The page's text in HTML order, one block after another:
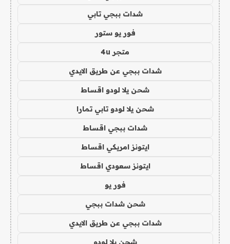
شدات ببجي تابي
فور يو ستور
متجر 4u
شدات ببجي عن طريق الايدي
شحن يلا لودو اقساط
شحن يلا لودو تابي تمارا
شدات ببجي اقساط
ايتونز امريكي اقساط
ايتونز سعودي اقساط
فور يو
شحن شدات ببجي
شدات ببجي عن طريق الايدي
شحن يلا لودو